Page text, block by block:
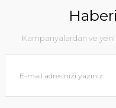
Kampanyalardan ve